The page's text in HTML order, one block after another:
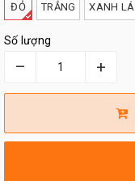
ĐỎ TRẮNG XANH LÁ
Số lượng
– +